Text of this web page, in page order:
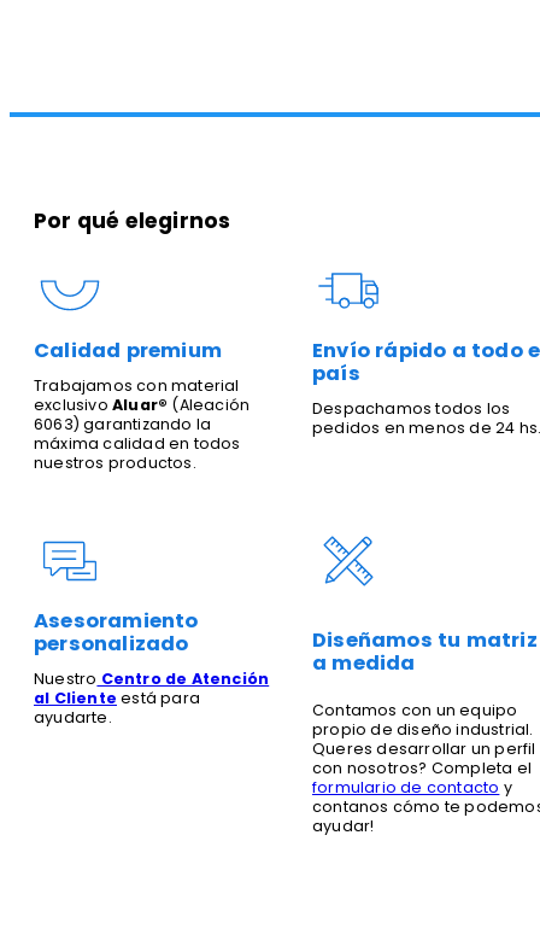
Por qué elegirnos
Calidad premium
Trabajamos con material
exclusivo Aluar® (Aleación
6063) garantizando la
máxima calidad en todos
nuestros productos.
Envío rápido a todo
país
Despachamos todos los
pedidos en menos de 24
Asesoramiento
personalizado
Nuestro Centro de Atención
al Cliente está para
ayudarte.
Diseñamos tu matriz
a medida
Contamos con un equipo
propio de diseño industrial.
Queres desarrollar un perfil
con nosotros? Completa el
formulario de contacto y
contanos cómo te
ayudar!